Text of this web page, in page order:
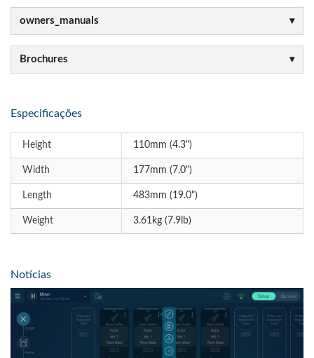
owners_manuals
Brochures
Especificações
Height 110mm (4.3")
Width 177mm (7.0")
Length 483mm (19.0")
Weight 3.61kg (7.9lb)
Notícias